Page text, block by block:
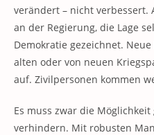
verändert – nicht verbessert.
an der Regierung, die Lage
Demokratie gezeichnet.
alten oder von neuen
auf. Zivilpersonen kommen
Es muss zwar die Möglichkeit
verhindern. Mit robusten